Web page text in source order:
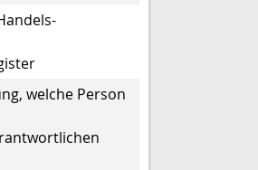
welche Person